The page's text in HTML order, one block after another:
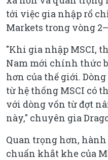
tới việc gia nhập rổ
Markets trong vòng
"Khi gia nhập MSCI,
Nam mới chính thức
hơn của thế giới.
từ hệ thống MSCI có
với dòng vốn từ đợt
này," chuyên gia
Quan trọng hơn,
chuẩn khắt khe của